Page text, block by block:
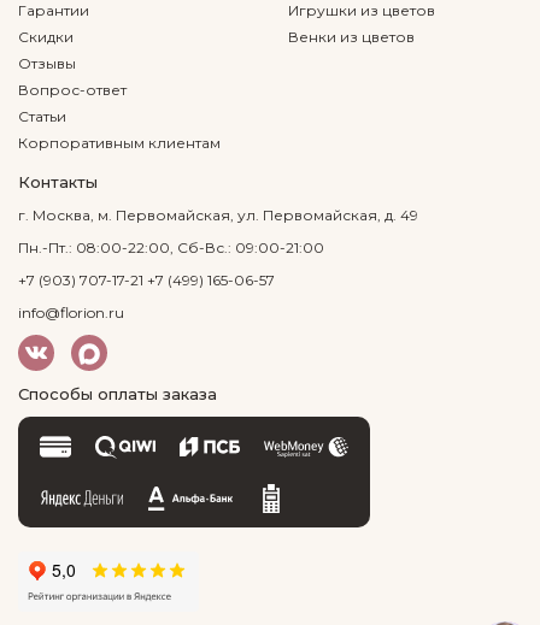
Гарантии
Скидки
Отзывы
Вопрос-ответ
Статьи
Корпоративным клиентам
Игрушки из цветов
Венки из цветов
Контакты
г. Москва, м. Первомайская, ул. Первомайская, д. 49
Пн.-Пт.: 08:00-22:00, Сб-Вс.: 09:00-21:00
+7 (903) 707-17-21 +7 (499) 165-06-57
info@florion.ru
Способы оплаты заказа